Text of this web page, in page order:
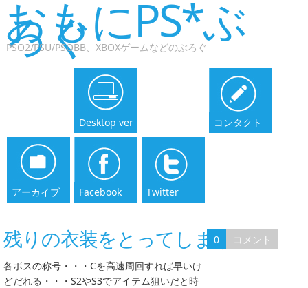
おもにPS*ぶ
ろぐ
PSO2/PSU/PSOBB、XBOXゲームなどのぶろぐ
Desktop ver コンタクト
アーカイブ Facebook Twitter
残りの衣装をとってしまう～
0
コメント
各ボスの称号・・・Cを高速周回すれば早いけ
どだれる・・・S2やS3でアイテム狙いだと時